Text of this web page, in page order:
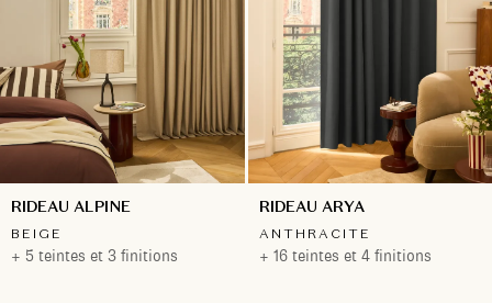
RIDEAU ALPINE
BEIGE
+ 5 teintes et 3 finitions
RIDEAU ARYA
ANTHRACITE
+ 16 teintes et 4 finitions